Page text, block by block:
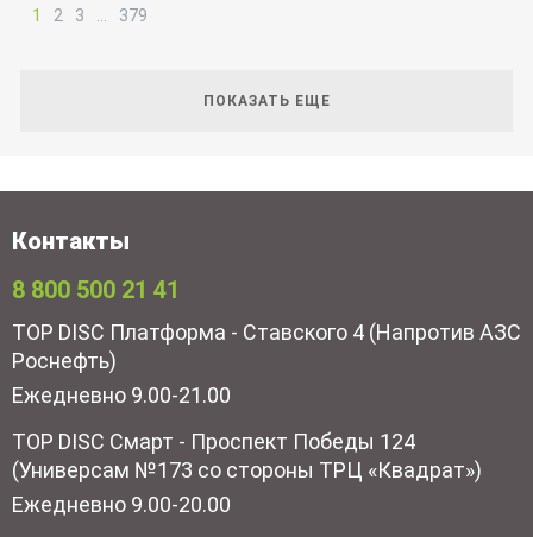
1 2 3 379
ПОКАЗАТЬ ЕЩЕ
Контакты
8 800 500 21 41
TOP DISC Платформа - Ставского 4 (Напротив АЗС
Роснефть)
Ежедневно 9.00-21.00
TOP DISC Смарт - Проспект Победы 124
(Универсам №173 со стороны ТРЦ «Квадрат»)
Ежедневно 9.00-20.00